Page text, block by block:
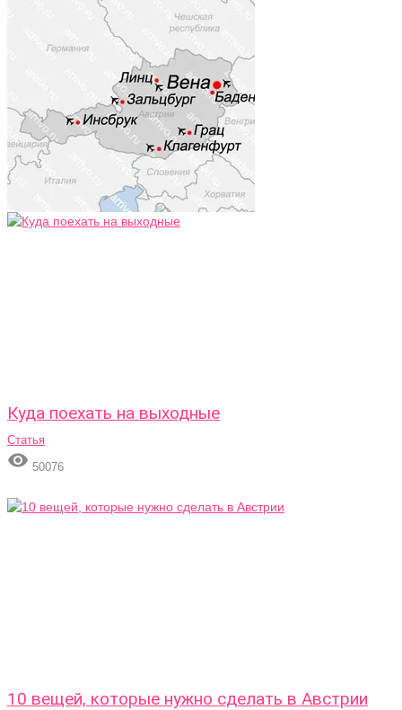
Куда поехать на выходные
Статья
 50076
10 вещей, которые нужно сделать в Австрии